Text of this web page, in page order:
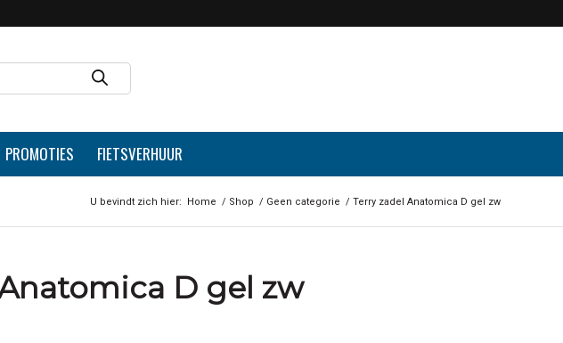
PROMOTIES FIETSVERHUUR
U bevindt zich hier: Home / Shop / Geen categorie / Terry zadel Anatomica D gel zw
D gel zw